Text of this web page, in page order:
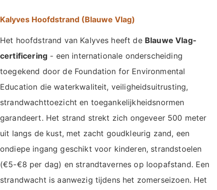
Kalyves Hoofdstrand (Blauwe Vlag)
Het hoofdstrand van Kalyves heeft de Blauwe Vlag-
certificering - een internationale onderscheiding
toegekend door de Foundation for Environmental
Education die waterkwaliteit, veiligheidsuitrusting,
strandwachttoezicht en toegankelijkheidsnormen
garandeert. Het strand strekt zich ongeveer 500 meter
uit langs de kust, met zacht goudkleurig zand, een
ondiepe ingang geschikt voor kinderen, strandstoelen
(€5-€8 per dag) en strandtavernes op loopafstand. Een
strandwacht is aanwezig tijdens het zomerseizoen. Het